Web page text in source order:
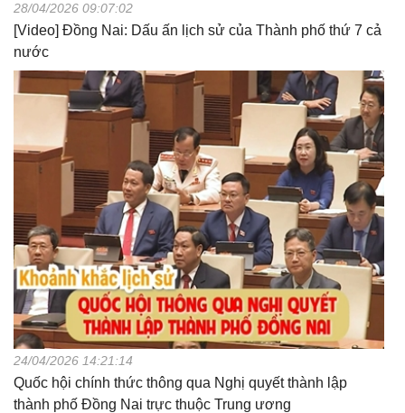
28/04/2026 09:07:02
[Video] Đồng Nai: Dấu ấn lịch sử của Thành phố thứ 7 cả
nước
24/04/2026 14:21:14
Quốc hội chính thức thông qua Nghị quyết thành lập
thành phố Đồng Nai trực thuộc Trung ương